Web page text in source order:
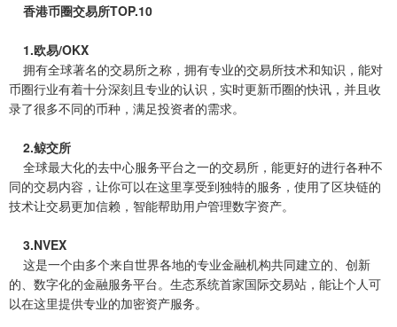
香港币圈交易所TOP.10
1.欧易/OKX
拥有全球著名的交易所之称，拥有专业的交易所技术和知识，能对
币圈行业有着十分深刻且专业的认识，实时更新币圈的快讯，并且收
录了很多不同的币种，满足投资者的需求。
2.鲸交所
全球最大化的去中心服务平台之一的交易所，能更好的进行各种不
同的交易内容，让你可以在这里享受到独特的服务，使用了区块链的
技术让交易更加信赖，智能帮助用户管理数字资产。
3.NVEX
这是一个由多个来自世界各地的专业金融机构共同建立的、创新
的、数字化的金融服务平台。生态系统首家国际交易站，能让个人可
以在这里提供专业的加密资产服务。